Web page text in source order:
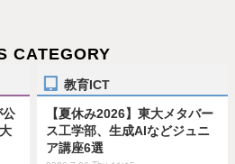
CATEGORY
公
教育ICT
【夏休み2026】東大メタバー
ス工学部、生成AIなどジュニ
ア講座6選